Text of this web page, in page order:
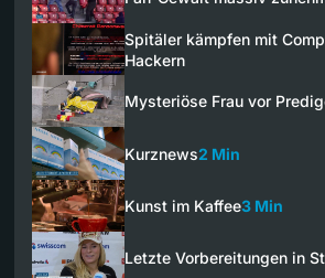
Spitäler kämpfen mit
Hackern
Mysteriöse Frau vor
Kurznews2 Min
Kunst im Kaffee3 Min
Letzte Vorbereitungen in